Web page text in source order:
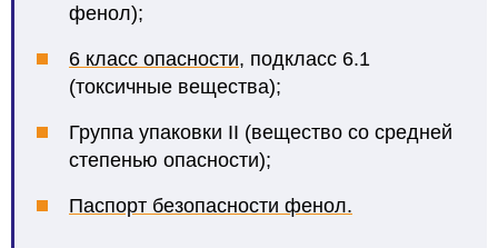
фенол);
6 класс опасности, подкласс 6.1
(токсичные вещества);
Группа упаковки II (вещество со средней
степенью опасности);
Паспорт безопасности фенол.